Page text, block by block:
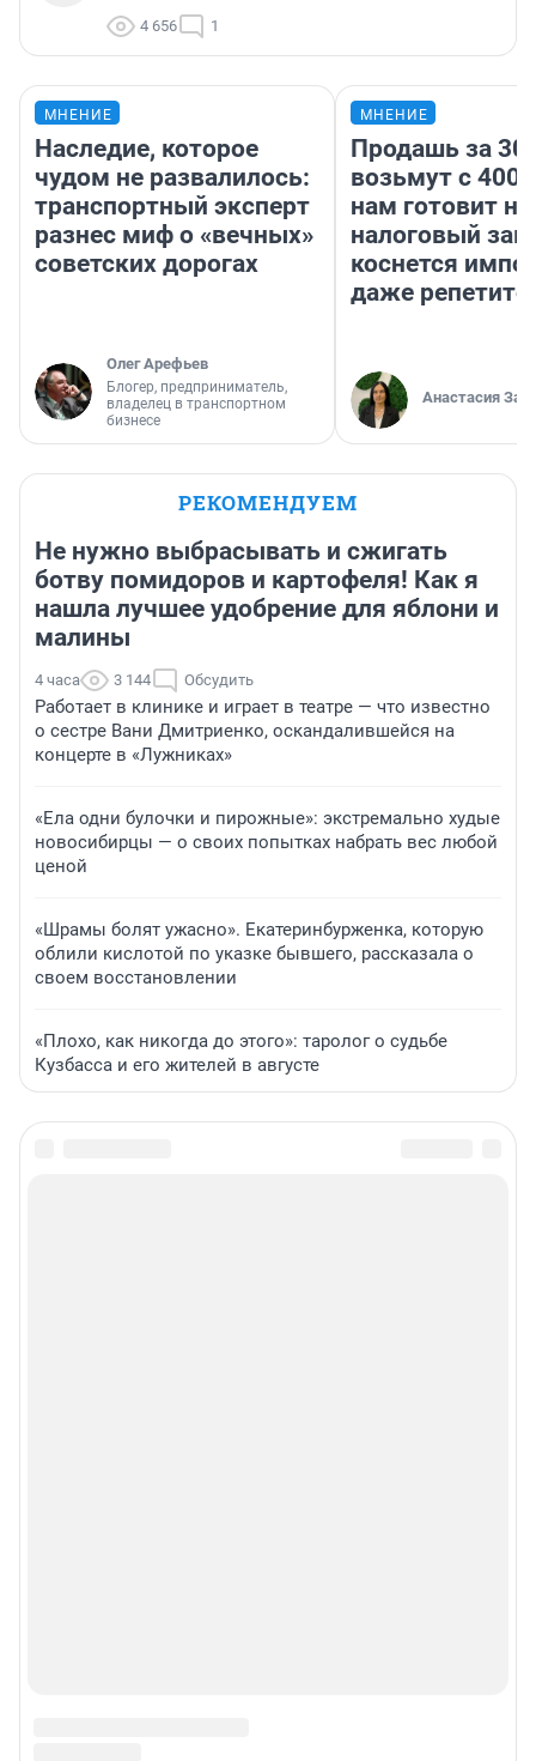
4 656 1
МНЕНИЕ
Наследие, которое
чудом не развалилось:
транспортный эксперт
разнес миф о «вечных»
советских дорогах
Олег Арефьев
Блогер, предприниматель,
владелец в транспортном
бизнесе
МНЕНИЕ
Продашь за
возьмут с
нам готовит
налоговый
коснется
даже
Анастасия
РЕКОМЕНДУЕМ
Не нужно выбрасывать и сжигать
ботву помидоров и картофеля! Как я
нашла лучшее удобрение для яблони и
малины
4 часа 3 144 Обсудить
Работает в клинике и играет в театре — что известно
о сестре Вани Дмитриенко, оскандалившейся на
концерте в «Лужниках»
«Ела одни булочки и пирожные»: экстремально худые
новосибирцы — о своих попытках набрать вес любой
ценой
«Шрамы болят ужасно». Екатеринбурженка, которую
облили кислотой по указке бывшего, рассказала о
своем восстановлении
«Плохо, как никогда до этого»: таролог о судьбе
Кузбасса и его жителей в августе